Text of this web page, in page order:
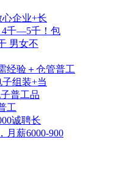
企业+长
4千—5千！包
男女不
经验＋仓管普工
组装+当
普工品
工
诚聘长
月薪6000-900